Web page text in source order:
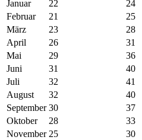
Januar 22 24
Februar
21 25
März
23 28
April
26 31
Mai
29 36
Juni
31 40
Juli
32 41
August
32 40
September 30 37
Oktober
28 33
November 25 30